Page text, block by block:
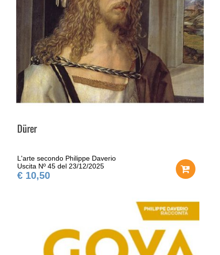
Dürer
L'arte secondo Philippe Daverio
Uscita Nº 45 del 23/12/2025
€ 10,50